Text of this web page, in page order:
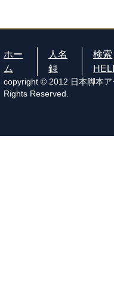
ホー
ム
人名
録
検索
copyright © 2012 日本脚本ア
Rights Reserved.